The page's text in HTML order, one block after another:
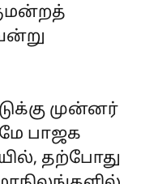
முன்னர்
பாஜக
தற்போது